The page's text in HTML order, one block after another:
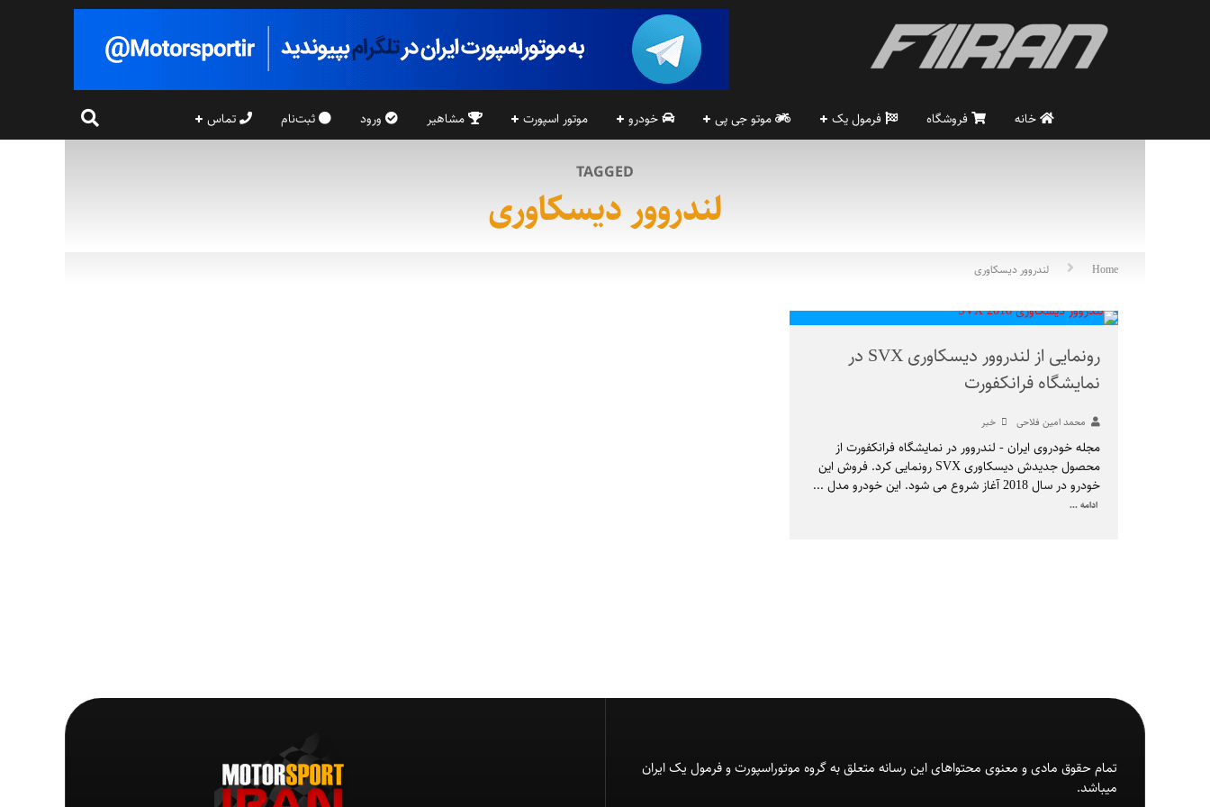
خانه فروشگاه فرمول یک موتو جی پی خودرو موتور اسپورت مشاهیر ورود ثبت‌نام تماس
TAGGED
لندروور دیسکاوری
Home لندروور دیسکاوری
رونمایی از لندروور دیسکاوری SVX در
نمایشگاه فرانکفورت
محمد امین فلاحی خبر
مجله خودروی ایران - لندروور در نمایشگاه فرانکفورت از
محصول جدیدش دیسکاوری SVX رونمایی کرد. فروش این
خودرو در سال 2018 آغاز شروع می شود. این خودرو مدل
...
ادامه ...
تمام حقوق مادی و معنوی محتواهای این رسانه متعلق به گروه موتوراسپورت و فرمول یک ایران
میباشد.